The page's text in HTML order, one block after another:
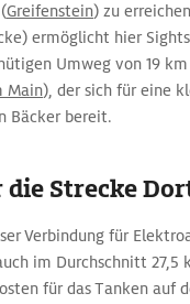
(Greifenstein) zu
ermöglicht hier
Umweg von 19
Main), der sich für eine
Bäcker bereit.
Strecke
Verbindung für
im Durchschnitt
für das Tanken auf